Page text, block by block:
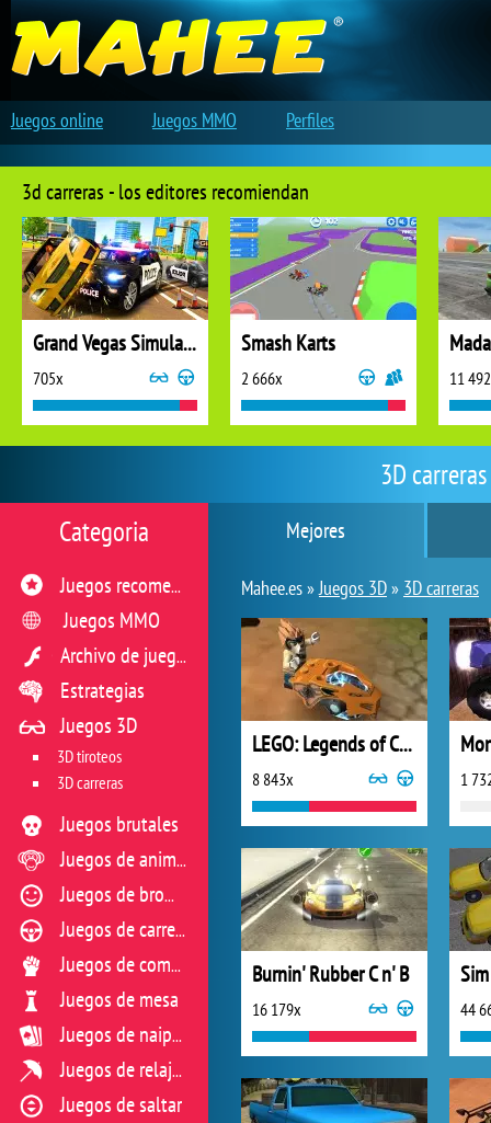
3D
Mejores
Mahee.es »Juegos 3D» 3D carreras
LEGO: Legends of Chima Speedorz
8 843x 1
Burnin' Rubber C n' B
16 179x 44
Categoria
Juegos recomendados
Juegos MMO
Archivo de juegos flash
Estrategias
Juegos 3D
3D tiroteos
3D carreras
Juegos brutales
Juegos de animales
Juegos de broma
Juegos de carreras
Juegos de combate
Juegos de mesa
Juegos de naipes
Juegos de relajación
Juegos de saltar
3d carreras - los editores recomiendan
Grand Vegas Simulator
705x
Smash Karts
2 666x 11
Juegos online Juegos MMO Perfiles